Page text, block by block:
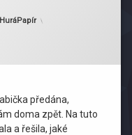
16 září, 2017
předána,
doma zpět. Na tuto
a řešila, jaké